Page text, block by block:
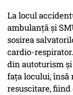
La locul
ambulanţă şi
sosirea
cardio-
din autoturism
faţa locului, însă
resuscitare, fiind